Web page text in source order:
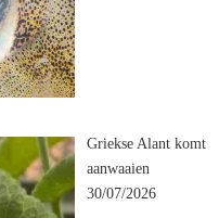
Griekse Alant komt
aanwaaien
30/07/2026